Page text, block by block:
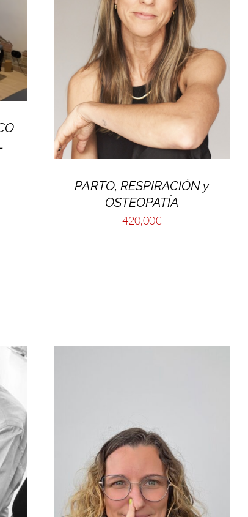
PARTO, RESPIRACIÓN y
OSTEOPATÍA
420,00€